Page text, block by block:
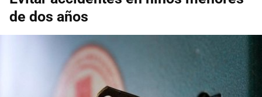
de dos años